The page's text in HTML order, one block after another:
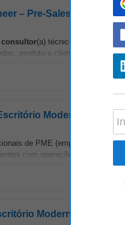
– Pre-Sales &
consultor(a) técnico(a) para
produto e clientes,
Moderno, Sem
de PME (empresas de
com operações
Moderno, Sem